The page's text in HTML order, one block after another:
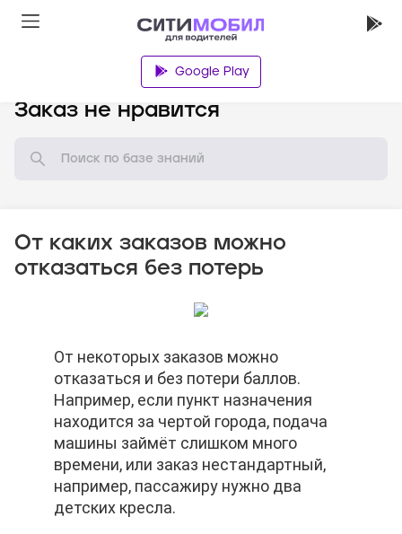
Google Play
Заказ не нравится
От каких заказов можно
отказаться без потерь
От некоторых заказов можно
отказаться и без потери баллов.
Например, если пункт назначения
находится за чертой города, подача
машины займёт слишком много
времени, или заказ нестандартный,
например, пассажиру нужно два
детских кресла.
От некоторых заказов можно
отказаться и без потери баллов.
Например, если пункт назначения
находится за чертой города, подача
машины займёт слишком много
времени, или заказ нестандартный,
например, пассажиру нужно два
детских кресла.
От некоторых заказов можно
отказаться и без потери баллов.
Например, если пункт назначения
находится за чертой города, подача
машины займёт слишком много
времени, или заказ нестандартный,
например, пассажиру нужно два
детских кресла.